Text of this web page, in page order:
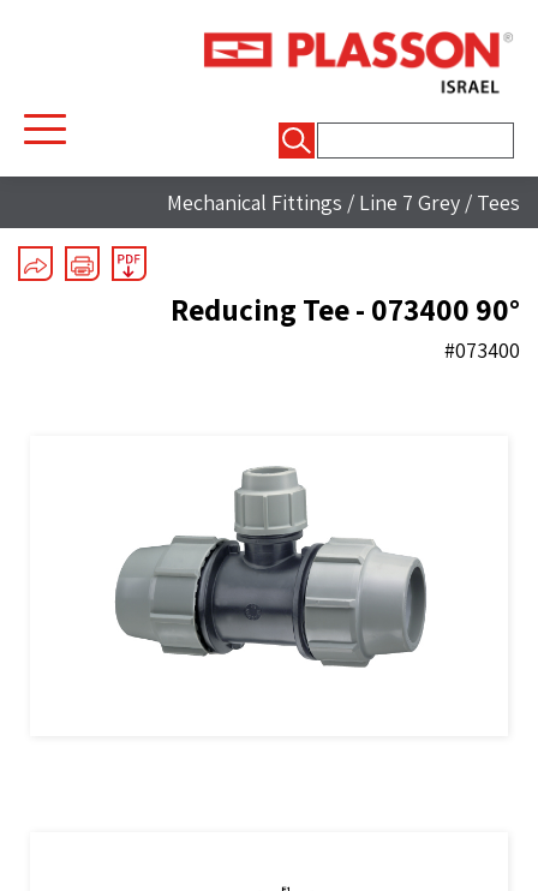
Mechanical Fittings / Line 7 Grey / Tees
90° Reducing Tee - 073400
#073400